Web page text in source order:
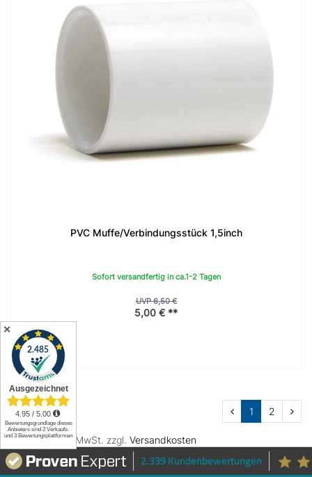
PVC Muffe/Verbindungsstück 1,5inch
Sofort versandfertig in ca.1-2 Tagen
UVP 6,50 €
5,00 € **
1 2
** inkl. ges. MwSt. zzgl. Versandkosten
2.339 Kundenbewertungen
✕